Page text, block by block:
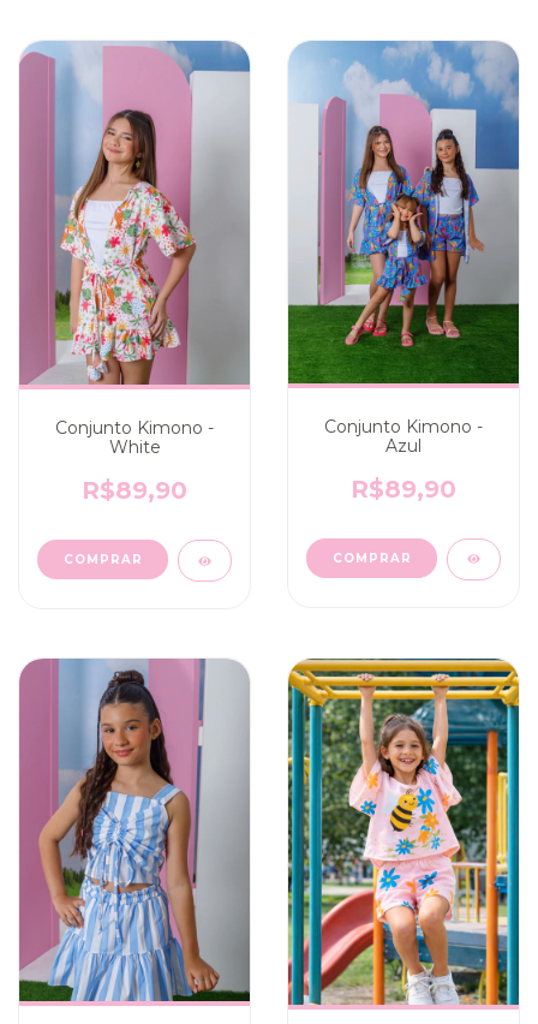
Conjunto Kimono -
White
R$89,90
COMPRAR
Conjunto Kimono -
Azul
R$89,90
COMPRAR